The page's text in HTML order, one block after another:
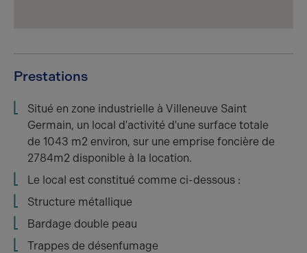
Prestations
Situé en zone industrielle à Villeneuve Saint
Germain, un local d'activité d'une surface totale
de 1043 m2 environ, sur une emprise foncière de
2784m2 disponible à la location.
Le local est constitué comme ci-dessous :
Structure métallique
Bardage double peau
Trappes de désenfumage